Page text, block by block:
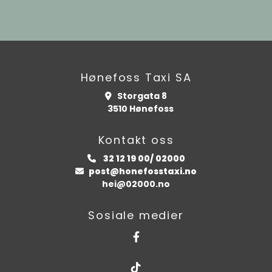
Hønefoss Taxi SA

Storgata 8
3510 Hønefoss
Kontakt oss
 32 12 19 00/ 02000

post@honefosstaxi.no
hei@02000.no
Sosiale medier